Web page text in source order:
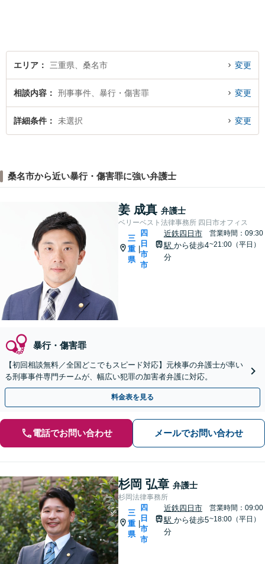
話ください。
エリア 三重県、桑名市 変更
相談内容 刑事事件、暴行・傷害罪 変更
詳細条件 未選択 変更
桑名市から近い暴行・傷害罪に強い弁護士
姜 成真 弁護士
ベリーベスト法律事務所 四日市オフィス
三
重
県
四
日
市
市
近鉄四日市
駅 から徒歩4
分
営業時間：09:30
~21:00（平日）
暴行・傷害罪
【初回相談無料／全国どこでもスピード対応】元検事の弁護士が率い
る刑事事件専門チームが、幅広い犯罪の加害者弁護に対応。
料金表を見る
電話でお問い合わせ メールでお問い合わせ
杉岡 弘章 弁護士
杉岡法律事務所
三
重
県
四
日
市
市
近鉄四日市
駅 から徒歩5
分
営業時間：09:00
~18:00（平日）